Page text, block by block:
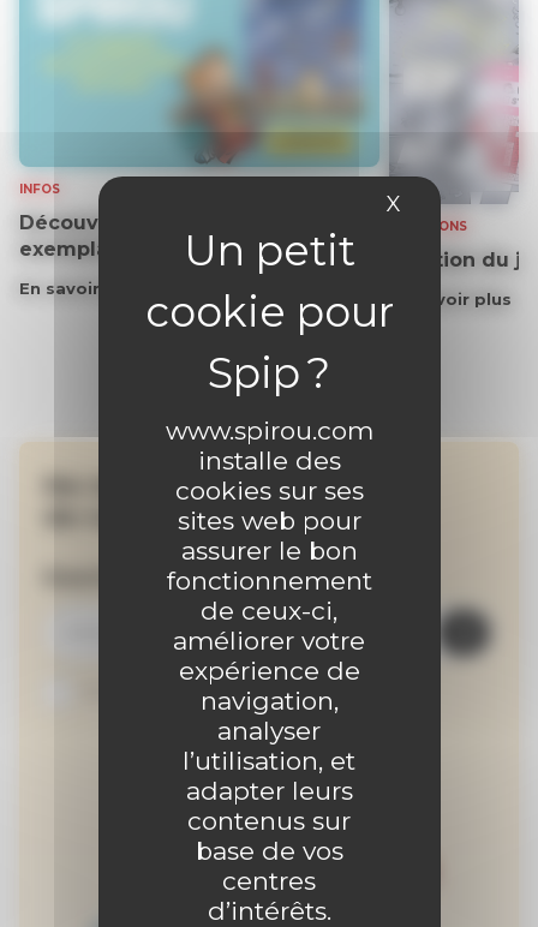
www.spirou.com
installe des
cookies sur ses
sites web pour
assurer le bon
fonctionnement
de ceux-ci,
améliorer votre
expérience de
navigation,
analyser
l’utilisation, et
adapter leurs
contenus sur
base de vos
centres
d’intérêts.
X Masquer le
INFOS
Découvrez gratuitement un
exemplaire du journal !
En savoir plus
SOLUTIONS
Solution du
En savoir plus
Ne manquez aucune
de nos actualités !
Inscrivez-vous à la newsletter
Je suis abonné au site